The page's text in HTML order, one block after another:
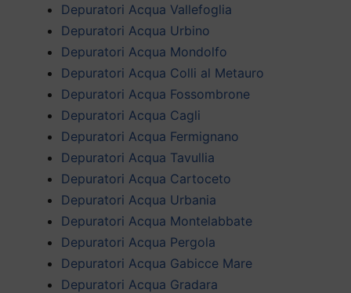
Depuratori Acqua Vallefoglia
Depuratori Acqua Urbino
Depuratori Acqua Mondolfo
Depuratori Acqua Colli al Metauro
Depuratori Acqua Fossombrone
Depuratori Acqua Cagli
Depuratori Acqua Fermignano
Depuratori Acqua Tavullia
Depuratori Acqua Cartoceto
Depuratori Acqua Urbania
Depuratori Acqua Montelabbate
Depuratori Acqua Pergola
Depuratori Acqua Gabicce Mare
Depuratori Acqua Gradara